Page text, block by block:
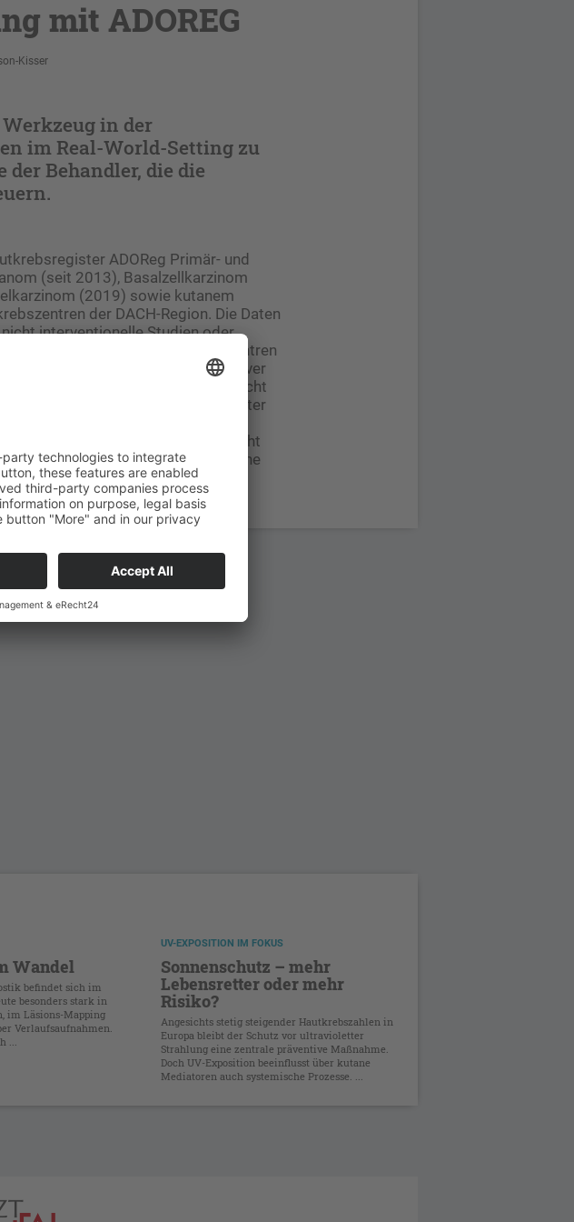
mit ADOREG
Kisser
in der
im Real-World-Setting zu
Behandler, die die
ADOReg Primär- und
(seit 2013), Basalzellkarzinom
(2019) sowie kutanem
der DACH-Region. Die Daten
interventionelle Studien oder
auch den teilnehmenden Zentren
Analyse zur Validierung prädiktiver
mit malignem Melanom. Für die nicht
ein prädiktiver Nutzen der Parameter
in prätherapeutisch analysiertem
Patientenkollektiv untersucht
BRAF/MEK-Inhibition zutrifft. Eine
keine Assoziation gezeigt.
Wandel
befindet sich im
besonders stark in
im Läsions-Mapping
Verlaufsaufnahmen.
UV-EXPOSITION IM FOKUS
Sonnenschutz – mehr
Lebensretter oder mehr
Risiko?
Angesichts stetig steigender Hautkrebszahlen in
Europa bleibt der Schutz vor ultravioletter
Strahlung eine zentrale präventive Maßnahme.
Doch UV-Exposition beeinflusst über kutane
Mediatoren auch systemische Prozesse. ...